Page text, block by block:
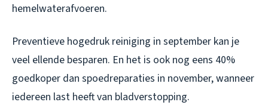
hemelwaterafvoeren.
Preventieve hogedruk reiniging in september kan je
veel ellende besparen. En het is ook nog eens 40%
goedkoper dan spoedreparaties in november, wanneer
iedereen last heeft van bladverstopping.